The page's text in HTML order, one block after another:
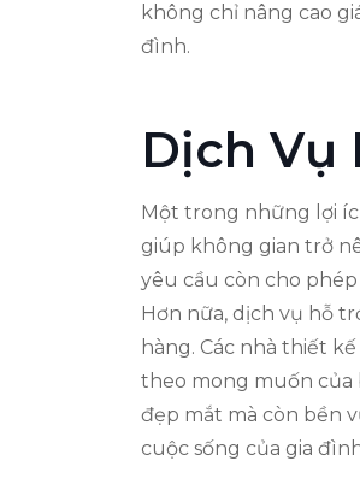
không chỉ nâng cao
đình.
Dịch Vụ
Một trong những lợi
giúp không gian trở
yêu cầu còn cho
Hơn nữa, dịch vụ hỗ
hàng. Các nhà thiết
theo mong muốn của
đẹp mắt mà còn bền
cuộc sống của gia